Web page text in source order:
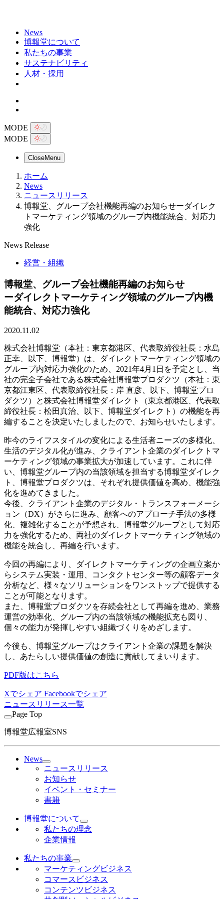
News
博報堂について
私たちの事業
サステナビリティ
人材・採用
MODE
MODE
CloseMenu
ホーム
News
ニュースリリース
博報堂、グループ会社機能再編のお知らせーダイレク
トマーケティング領域のグループ内機能統合、対応力
強化
News Release
経営・組織
博報堂、グループ会社機能再編のお知らせ
ーダイレクトマーケティング領域のグループ内機
能統合、対応力強化
2020.11.02
株式会社博報堂（本社：東京都港区、代表取締役社長：水島
正幸、以下、博報堂）は、ダイレクトマーケティング領域の
グループ内対応力強化のため、2021年4月1日を予定とし、当
社の完全子会社である株式会社博報堂プロダクツ（本社：東
京都江東区、代表取締役社長：岸 直彦、以下、博報堂プロ
ダクツ）と株式会社博報堂ダイレクト（東京都港区、代表取
締役社長：松田真治、以下、博報堂ダイレクト）の機能を再
編することを決定いたしましたので、お知らせいたします。
昨今のライフスタイルの変化による生活者ニーズの多様化、
生活のデジタル化が進み、クライアント企業のダイレクトマ
ーケティング領域の事業拡大が加速しています。これに伴
い、博報堂グループ内の当該領域を担当する博報堂ダイレク
ト、博報堂プロダクツは、それぞれ提供価値を高め、機能強
化を進めてきました。
今後、クライアント企業のデジタル・トランスフォーメーシ
ョン（DX）がさらに進み、顧客へのアプローチ手法の多様
化、複雑化することが予想され、博報堂グループとして対応
力を強化するため、両社のダイレクトマーケティング領域の
機能を統合し、再編を行います。
今回の再編により、ダイレクトマーケティングの企画立案か
らシステム実装・運用、コンタクトセンター等の顧客データ
分析など、様々なソリューションをワンストップで提供する
ことが可能となります。
また、博報堂プロダクツを存続会社として再編を進め、業務
運営の効率化、グループ内の当該領域の機能拡充も図り、
個々の能力が発揮しやすい組織づくりをめざします。
今後も、博報堂グループはクライアント企業の課題を解決
し、あたらしい提供価値の創造に貢献してまいります。
PDF版はこちら
Xでシェア Facebookでシェア
ニュースリリース一覧
Page Top
博報堂広報室SNS
News
ニュースリリース
お知らせ
イベント・セミナー
書籍
博報堂について
私たちの理念
企業情報
私たちの事業
マーケティングビジネス
コマースビジネス
コンテンツビジネス